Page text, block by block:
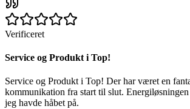
Verificeret
Service og Produkt i Top!
Service og Produkt i Top! Der har været en
kommunikation fra start til slut. Energiløsningen
jeg havde håbet på.